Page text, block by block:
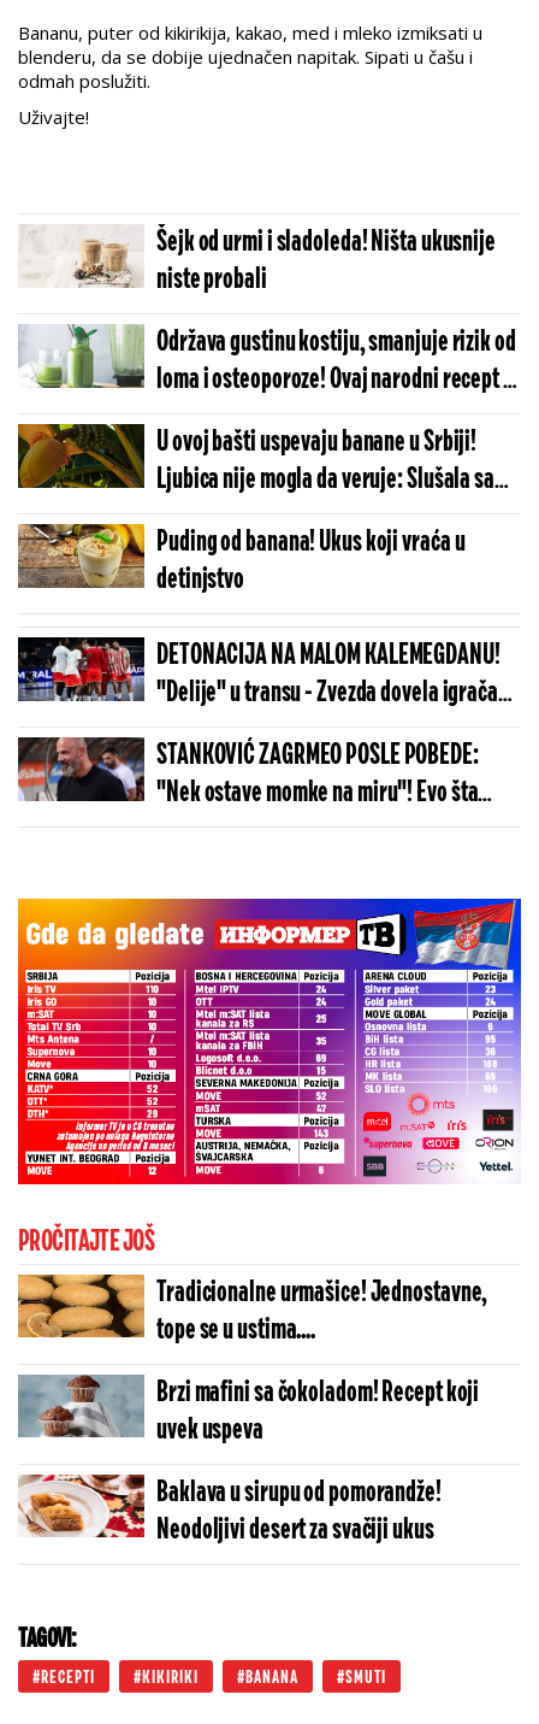
Bananu, puter od kikirikija, kakao, med i mleko izmiksati u
blenderu, da se dobije ujednačen napitak. Sipati u čašu i
odmah poslužiti.
Uživajte!
Šejk od urmi i sladoleda! Ništa ukusnije
niste probali
Održava gustinu kostiju, smanjuje rizik od
loma i osteoporoze! Ovaj narodni recept je
čuvar zdravlja
U ovoj bašti uspevaju banane u Srbiji!
Ljubica nije mogla da veruje: Slušala sam
od drugih da može da rodi, ali nisam
očekivala (FOTO)
Puding od banana! Ukus koji vraća u
detinjstvo
DETONACIJA NA MALOM KALEMEGDANU!
"Delije" u transu - Zvezda dovela igrača
Real Madrida!
STANKOVIĆ ZAGRMEO POSLE POBEDE:
"Nek ostave momke na miru"! Evo šta
kaže o isključenju golmana!
PROČITAJTE JOŠ
Tradicionalne urmašice! Jednostavne,
tope se u ustima....
Brzi mafini sa čokoladom! Recept koji
uvek uspeva
Baklava u sirupu od pomorandže!
Neodoljivi desert za svačiji ukus
TAGOVI:
RECEPTI KIKIRIKI BANANA SMUTI